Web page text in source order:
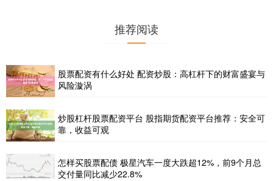
推荐阅读
股票配资有什么好处 配资炒股：高杠杆下的财富盛宴与
风险漩涡
炒股杠杆股票配资平台 股指期货配资平台推荐：安全可
靠，收益可观
怎样买股票配债 极星汽车一度大跌超12%，前9个月总
交付量同比减少22.8%